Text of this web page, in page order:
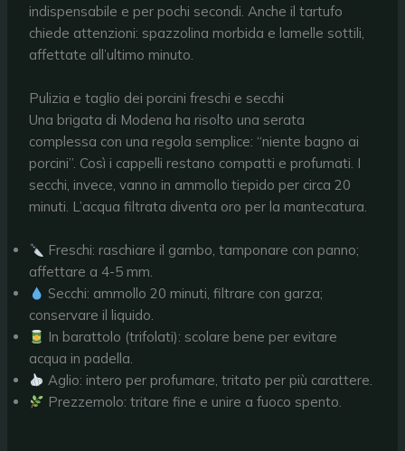
indispensabile e per pochi secondi. Anche il tartufo
chiede attenzioni: spazzolina morbida e lamelle sottili,
affettate all’ultimo minuto.
Pulizia e taglio dei porcini freschi e secchi
Una brigata di Modena ha risolto una serata
complessa con una regola semplice: “niente bagno ai
porcini”. Così i cappelli restano compatti e profumati. I
secchi, invece, vanno in ammollo tiepido per circa 20
minuti. L’acqua filtrata diventa oro per la mantecatura.
Freschi: raschiare il gambo, tamponare con panno;
affettare a 4-5 mm.
Secchi: ammollo 20 minuti, filtrare con garza;
conservare il liquido.
In barattolo (trifolati): scolare bene per evitare
acqua in padella.
Aglio: intero per profumare, tritato per più carattere.
Prezzemolo: tritare fine e unire a fuoco spento.